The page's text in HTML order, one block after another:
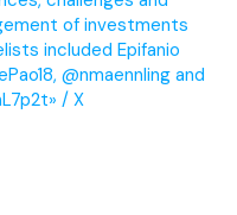
of investments
included Epifanio
@nmaennling and
/ X